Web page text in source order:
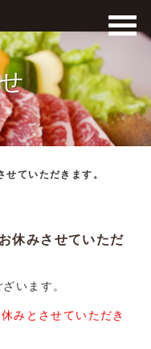
ていただきます。
休みさせていただ
います。
みとさせていただき